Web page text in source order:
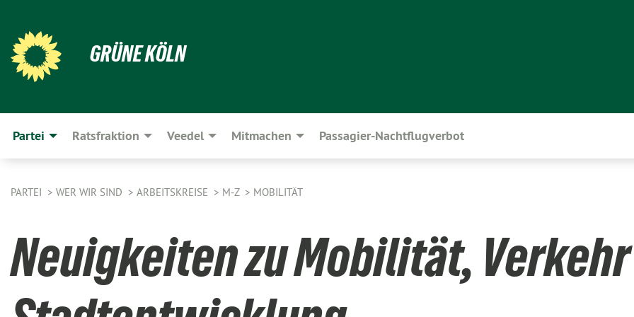
GRÜNE KÖLN
Partei Ratsfraktion Veedel Mitmachen Passagier-Nachtflugverbot
PARTEI WER WIR SIND ARBEITSKREISE M-Z MOBILITÄT
Neuigkeiten zu Mobilität,